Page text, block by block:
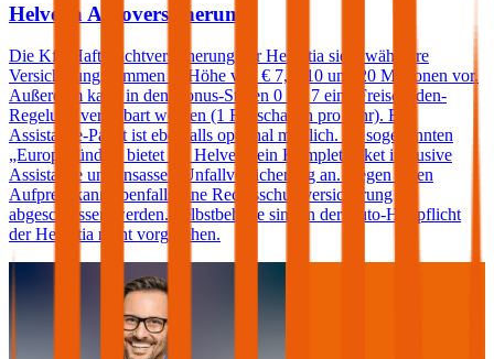
Helvetia Autoversicherung
Die Kfz-Haftpflichtversicherung der Helvetia sieht wählbare
Versicherungssummen in Höhe von € 7,6, 10 und 20 Millionen vor.
Außerdem kann in den Bonus-Stufen 0 bis 7 eine Freischaden-
Regelung vereinbart werden (1 Freischaden pro Jahr). Ein
Assistance-Paket ist ebenfalls optional möglich. Im sogenannten
„Europabündel“ bietet die Helvetia ein Komplettpaket inklusive
Assistance und Insassen-Unfallversicherung an. Gegen einen
Aufpreis kann ebenfalls eine Rechtsschutzversicherung
abgeschlossen werden. Selbstbehalte sind in der Auto-Haftpflicht
der Helvetia nicht vorgesehen.